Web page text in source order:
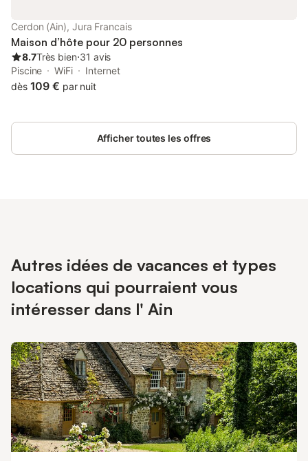
conformément à la politique de dommages matériels de
YourRentals.
Cerdon (Ain), Jura Francais
Maison d’hôte pour 20 personnes
8.7Très bien⋅31 avis
Piscine
WiFi
Internet
dès 109 € par nuit
Afficher toutes les offres
Autres idées de vacances et types
locations qui pourraient vous
intéresser dans l' Ain